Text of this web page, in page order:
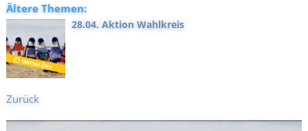
Ältere Themen:
28.04. Aktion Wahlkreis
Zurück